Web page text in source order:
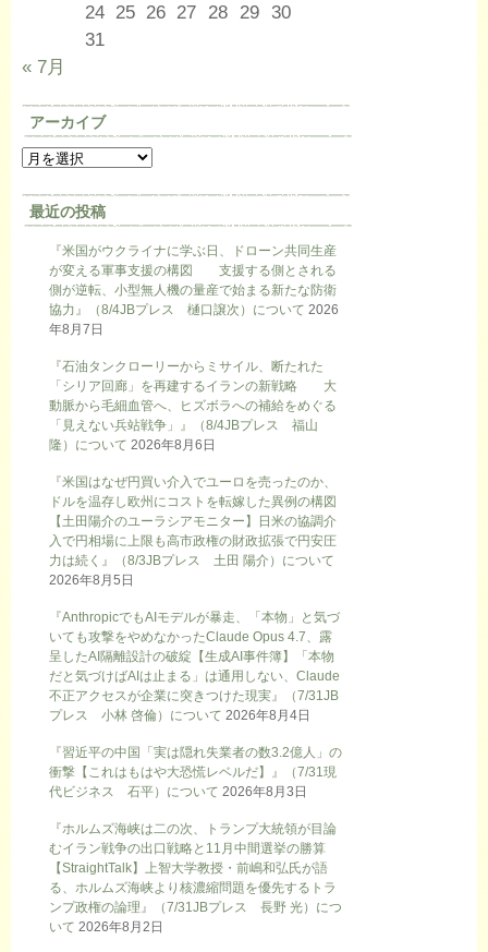
24 25 26 27 28 29 30
31
« 7月
アーカイブ
最近の投稿
『米国がウクライナに学ぶ日、ドローン共同生産
が変える軍事支援の構図 支援する側とされる
側が逆転、小型無人機の量産で始まる新たな防衛
協力』（8/4JBプレス 樋口譲次）について 2026
年8月7日
『石油タンクローリーからミサイル、断たれた
「シリア回廊」を再建するイランの新戦略 大
動脈から毛細血管へ、ヒズボラへの補給をめぐる
「見えない兵站戦争」』（8/4JBプレス 福山
隆）について 2026年8月6日
『米国はなぜ円買い介入でユーロを売ったのか、
ドルを温存し欧州にコストを転嫁した異例の構図
【土田陽介のユーラシアモニター】日米の協調介
入で円相場に上限も高市政権の財政拡張で円安圧
力は続く』（8/3JBプレス 土田 陽介）について
2026年8月5日
『AnthropicでもAIモデルが暴走、「本物」と気づ
いても攻撃をやめなかったClaude Opus 4.7、露
呈したAI隔離設計の破綻【生成AI事件簿】「本物
だと気づけばAIは止まる」は通用しない、Claude
不正アクセスが企業に突きつけた現実』（7/31JB
プレス 小林 啓倫）について 2026年8月4日
『習近平の中国「実は隠れ失業者の数3.2億人」の
衝撃【これはもはや大恐慌レベルだ】』（7/31現
代ビジネス 石平）について 2026年8月3日
『ホルムズ海峡は二の次、トランプ大統領が目論
むイラン戦争の出口戦略と11月中間選挙の勝算
【StraightTalk】上智大学教授・前嶋和弘氏が語
る、ホルムズ海峡より核濃縮問題を優先するトラ
ンプ政権の論理』（7/31JBプレス 長野 光）につ
いて 2026年8月2日